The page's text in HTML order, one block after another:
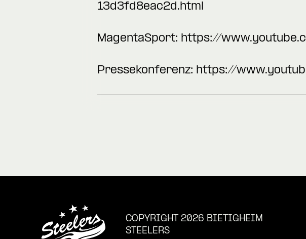
13d3fd8eac2d.html
MagentaSport: https://
Pressekonferenz: https://
COPYRIGHT 2026 BIETIGHEIM
STEELERS